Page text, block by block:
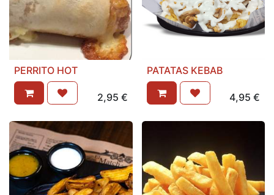
PERRITO HOT
2,95 €
PATATAS KEBAB
4,95 €